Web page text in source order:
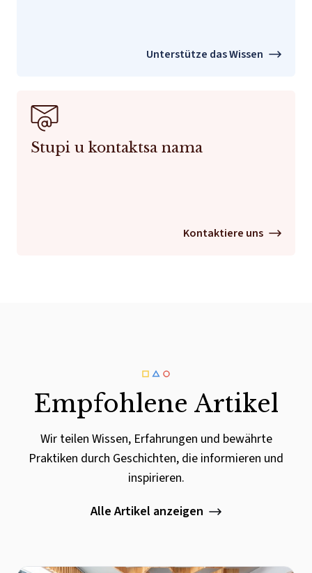
Unterstütze das Wissen
Stupi u kontaktsa nama
Kontaktiere uns
Empfohlene Artikel
Wir teilen Wissen, Erfahrungen und bewährte
Praktiken durch Geschichten, die informieren und
inspirieren.
Alle Artikel anzeigen